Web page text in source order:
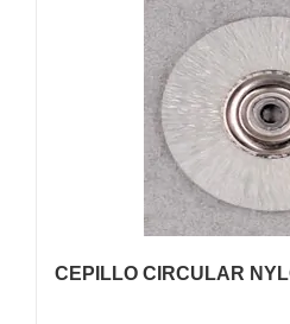
CEPILLO CIRCULAR